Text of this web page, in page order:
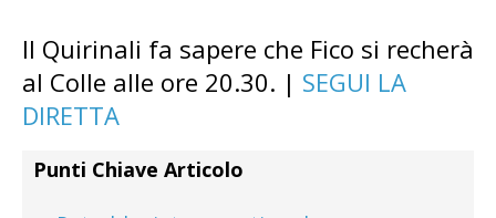
Il Quirinali fa sapere che Fico si recherà
al Colle alle ore 20.30. | SEGUI LA
DIRETTA
Punti Chiave Articolo